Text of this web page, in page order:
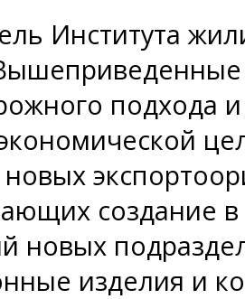
Института
подхода
создание
новых
изделия и